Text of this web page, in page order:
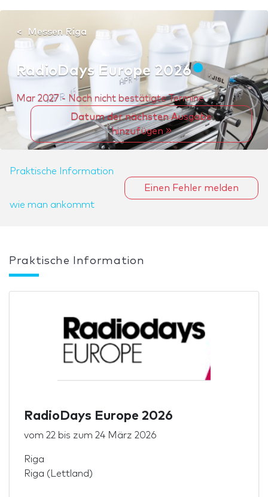
Messen Riga
RadioDays Europe 2026
Mar 2027 - Noch nicht bestätigte Termine
Datum der nächsten Ausgabe
hinzufügen
Praktische Information
wie man ankommt
Einen Fehler melden
Praktische Information
RadioDays Europe 2026
vom 22 bis zum 24 März 2026
Riga
Riga (Lettland)